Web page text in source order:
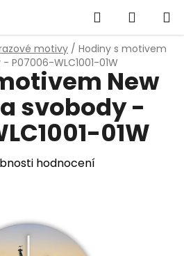
Hledat
KOŠÍK
motivy / Hodiny s motivem
P07006-WLC1001-01W
New
svobody -
01W
hodnocení